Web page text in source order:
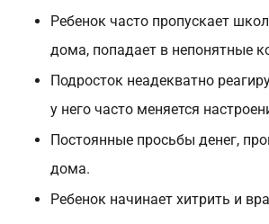
Ребенок часто пропускает
дома, попадает в непонятные
Подросток неадекватно
у него часто меняется
Постоянные просьбы денег,
дома.
Ребенок начинает хитрить и